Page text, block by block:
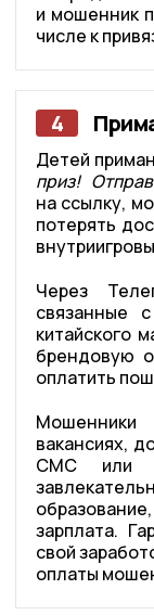
и мошенник
числе к
4
Детей
приз!
на ссылку,
потерять
Через
связанные
китайского
брендовую
оплатить
вакансиях,
СМС или
зарплата.
свой
оплаты